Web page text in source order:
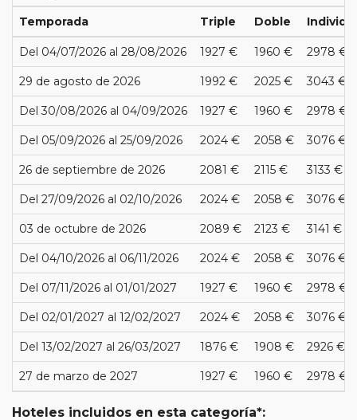
Temporada Triple Doble
Del 04/07/2026 al 28/08/2026 1927 € 1960 € 2978 €
29 de agosto de 2026 1992 € 2025 € 3043 €
Del 30/08/2026 al 04/09/2026 1927 € 1960 € 2978 €
Del 05/09/2026 al 25/09/2026 2024 € 2058 € 3076 €
26 de septiembre de 2026 2081 € 2115 € 3133 €
Del 27/09/2026 al 02/10/2026 2024 € 2058 € 3076 €
03 de octubre de 2026 2089 € 2123 € 3141 €
Del 04/10/2026 al 06/11/2026 2024 € 2058 € 3076 €
Del 07/11/2026 al 01/01/2027 1927 € 1960 € 2978 €
Del 02/01/2027 al 12/02/2027 2024 € 2058 € 3076 €
Del 13/02/2027 al 26/03/2027 1876 € 1908 € 2926 €
27 de marzo de 2027 1927 € 1960 € 2978 €
Hoteles incluidos en esta categoría*: